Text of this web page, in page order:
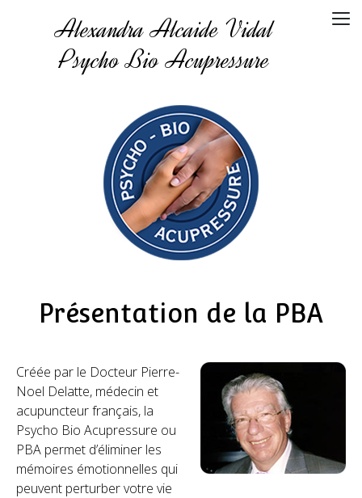
Alexandra Alcaide Vidal
Psycho Bio Acupressure
Présentation de la PBA
Créée par le Docteur Pierre-
Noel Delatte, médecin et
acupuncteur français, la
Psycho Bio Acupressure ou
PBA permet d’éliminer les
mémoires émotionnelles qui
peuvent perturber votre vie